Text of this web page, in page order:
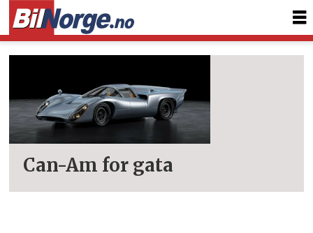
Tag:
can-
am
Can-Am for gata